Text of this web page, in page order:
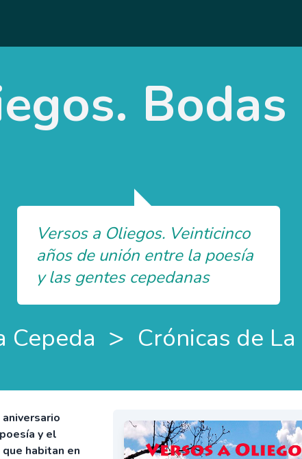
Versos a Oliegos. Veinticinco
años de unión entre la poesía
y las gentes cepedanas
Cepeda > Crónicas de
y el
habitan en